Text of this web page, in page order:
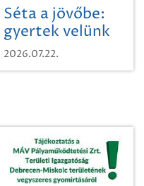
Séta a jövőbe:
gyertek velünk
egy városi
időutazásra!
2026.07.22.